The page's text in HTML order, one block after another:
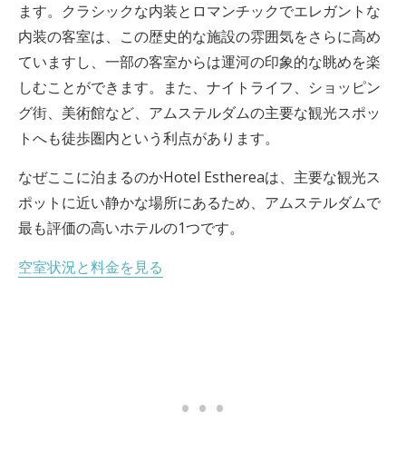
ます。クラシックな内装とロマンチックでエレガントな
内装の客室は、この歴史的な施設の雰囲気をさらに高め
ていますし、一部の客室からは運河の印象的な眺めを楽
しむことができます。また、ナイトライフ、ショッピン
グ街、美術館など、アムステルダムの主要な観光スポッ
トへも徒歩圏内という利点があります。
なぜここに泊まるのかHotel Esthereaは、主要な観光ス
ポットに近い静かな場所にあるため、アムステルダムで
最も評価の高いホテルの1つです。
空室状況と料金を見る